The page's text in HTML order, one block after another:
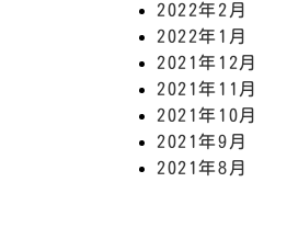
2022年2月
2022年1月
2021年12月
2021年11月
2021年10月
2021年9月
2021年8月